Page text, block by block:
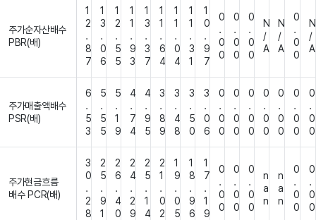
주가순자산배수
PBR(배)
1
2
.
8
7
1
3
.
0
6
1
2
.
5
5
1
1
.
9
3
1
3
.
3
7
1
1
.
6
4
1
1
.
0
4
1
1
.
3
1
1
0
.
9
7
0
.
0
0
0
.
0
0
0
.
0
0
N
/
A
N
/
A
0
.
0
0
N
/
A
주가매출액배수
PSR(배)
6
.
5
3
5
.
5
5
5
.
1
9
4
.
7
4
4
.
9
5
3
.
8
9
3
.
4
8
3
.
5
0
3
.
0
6
0
.
0
0
0
.
0
0
0
.
0
0
0
.
0
0
0
.
0
0
0
.
0
0
0
.
0
0
주가현금흐름
배수 PCR(배)
3
0
.
2
8
2
5
.
9
1
2
6
.
4
0
2
4
.
2
9
2
5
.
1
4
2
1
.
0
2
1
9
.
0
5
1
8
.
9
6
1
7
.
1
9
0
.
0
0
0
.
0
0
0
.
0
0
n
a
n
n
a
n
0
.
0
0
0
.
0
0